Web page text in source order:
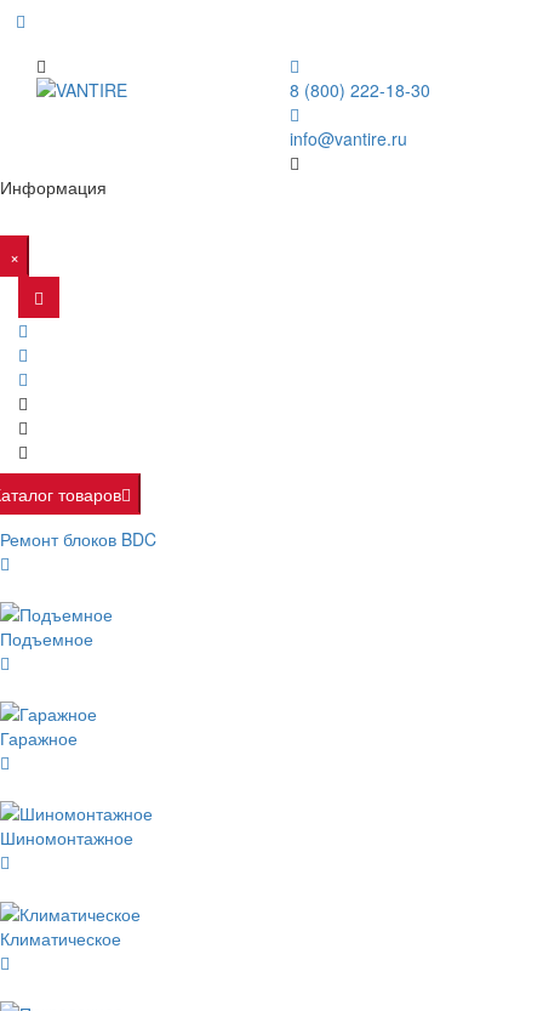
8 (800) 222-18-30
info@vantire.ru
Информация
×
товаров
Ремонт блоков BDC
Подъемное
Гаражное
Шиномонтажное
Климатическое